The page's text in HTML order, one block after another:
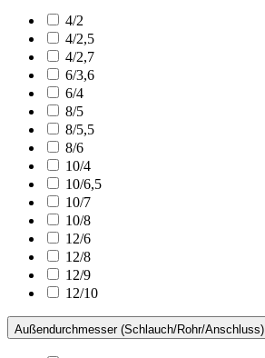
4/2
4/2,5
4/2,7
6/3,6
6/4
8/5
8/5,5
8/6
10/4
10/6,5
10/7
10/8
12/6
12/8
12/9
12/10
Außendurchmesser (Schlauch/Rohr/Anschluss)